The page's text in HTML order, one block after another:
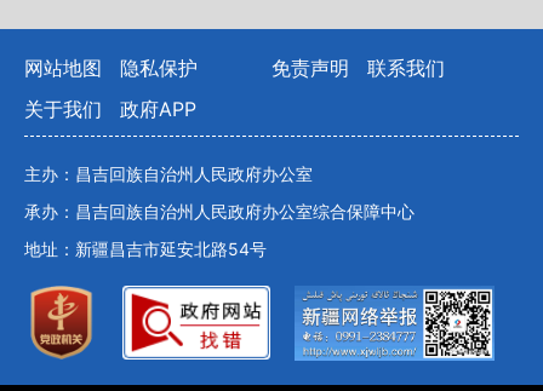
网站地图 隐私保护 免责声明
联系我们
关于我们
政府APP
主办：昌吉回族自治州人民政府办公室
承办：昌吉回族自治州人民政府办公室综合保障中心
地址：新疆昌吉市延安北路54号